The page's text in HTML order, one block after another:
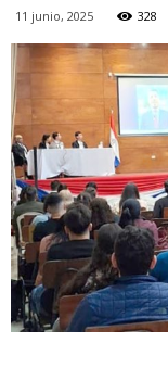
11 junio, 2025 328